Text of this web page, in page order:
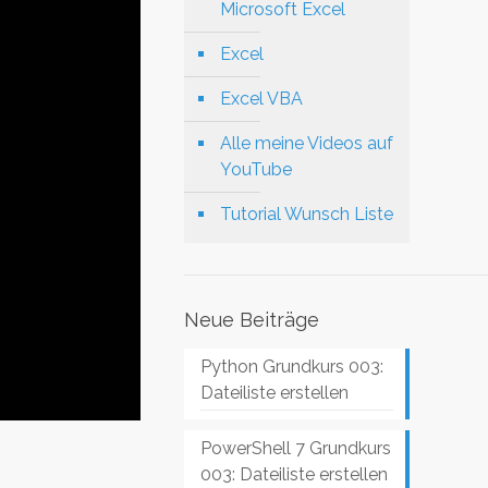
Microsoft Excel
Excel
Excel VBA
Alle meine Videos auf
YouTube
Tutorial Wunsch Liste
Neue Beiträge
Python Grundkurs 003:
Dateiliste erstellen
PowerShell 7 Grundkurs
003: Dateiliste erstellen